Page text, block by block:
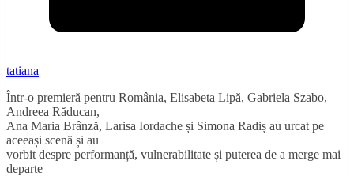
tatiana
Într-o premieră pentru România, Elisabeta Lipă, Gabriela Szabo,
Andreea Răducan,
Ana Maria Brânză, Larisa Iordache și Simona Radiș au urcat pe
aceeași scenă și au
vorbit despre performanță, vulnerabilitate și puterea de a merge mai
departe